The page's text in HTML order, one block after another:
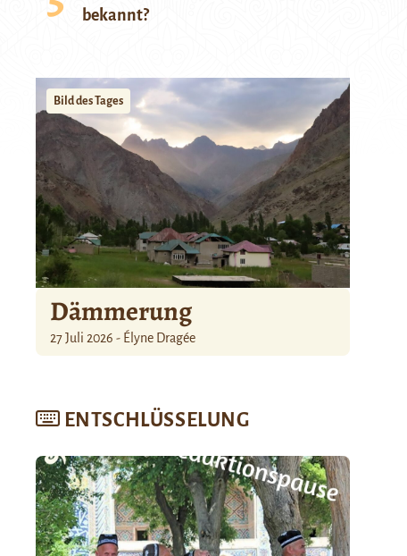
bekannt?
Bild des Tages
Dämmerung
27 Juli 2026 - Élyne Dragée
ENTSCHLÜSSELUNG